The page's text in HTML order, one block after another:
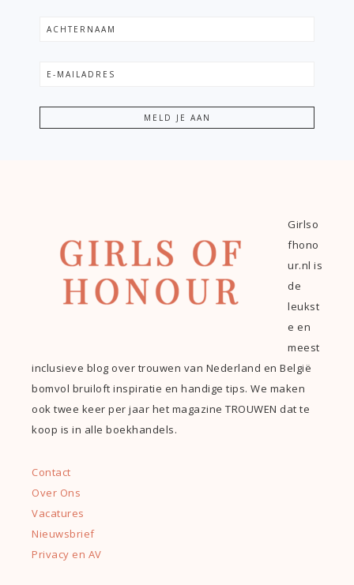
Girlso
fhono
ur.nl is
de
leukst
e en
meest
inclusieve blog over trouwen van Nederland en België
bomvol bruiloft inspiratie en handige tips. We maken
ook twee keer per jaar het magazine TROUWEN dat te
koop is in alle boekhandels.
Contact
Over Ons
Vacatures
Nieuwsbrief
Privacy en AV